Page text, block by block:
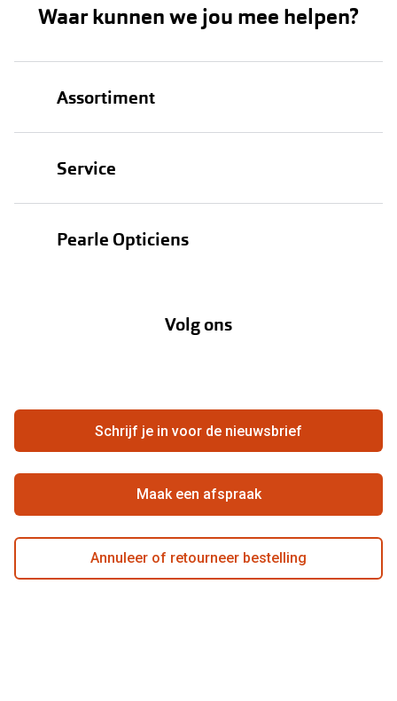
Waar kunnen we jou mee helpen?
Assortiment
Service
Hier de overeenkomst ontbinden
Pearle Opticiens
Beste winkelketen
Volg ons
Schrijf je in voor de nieuwsbrief
Maak een afspraak
Annuleer of retourneer bestelling